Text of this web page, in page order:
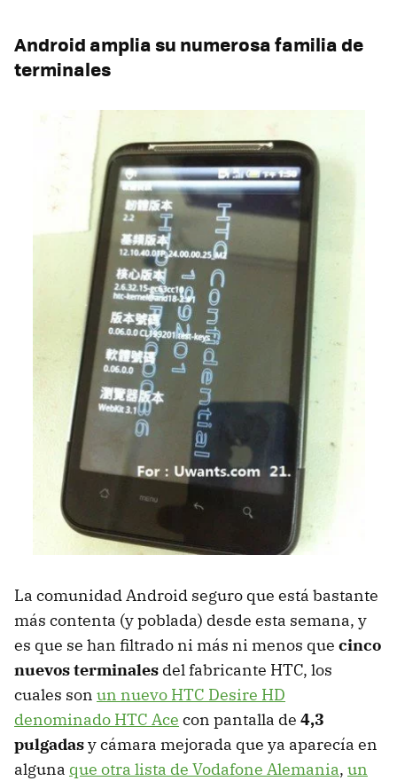
Android amplia su numerosa familia de
terminales
La comunidad Android seguro que está bastante
más contenta (y poblada) desde esta semana, y
es que se han filtrado ni más ni menos que cinco
nuevos terminales del fabricante HTC, los
cuales son un nuevo HTC Desire HD
denominado HTC Ace con pantalla de 4,3
pulgadasy cámara mejorada que ya aparecía en
alguna que otra lista de Vodafone Alemania, un